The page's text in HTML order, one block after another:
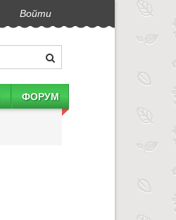
Войти
ФОРУМ